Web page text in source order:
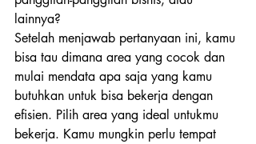
lainnya?
Setelah menjawab pertanyaan ini, kamu
bisa tau dimana area yang cocok dan
mulai mendata apa saja yang kamu
butuhkan untuk bisa bekerja dengan
efisien. Pilih area yang ideal untukmu
bekerja. Kamu mungkin perlu tempat